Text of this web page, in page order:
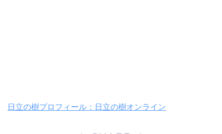
日立の樹プロフィール：日立の樹オンライン